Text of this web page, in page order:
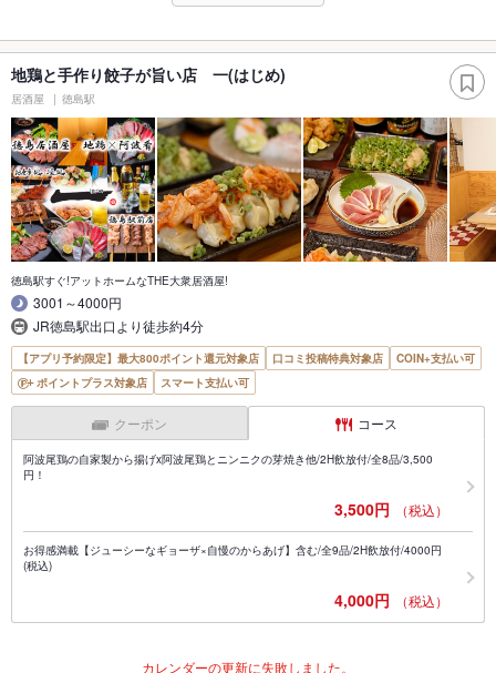
地鶏と手作り餃子が旨い店 一(はじめ)
居酒屋 徳島駅
徳島駅すぐ!アットホームなTHE大衆居酒屋!
3001～4000円
JR徳島駅出口より徒歩約4分
【アプリ予約限定】最大800ポイント還元対象店 口コミ投稿特典対象店
COIN+支払い可
ポイントプラス対象店
スマート支払い可
クーポン コース
阿波尾鶏の自家製から揚げx阿波尾鶏とニンニクの芽焼き他/2H飲放付/全8品/3,500
円！
3,500円 （税込）
お得感満載【ジューシーなギョーザ×自慢のからあげ】含む/全9品/2H飲放付/4000円
(税込)
4,000円 （税込）
カレンダーの更新に失敗しました。